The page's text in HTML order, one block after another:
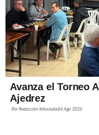
Avanza el Torneo
Ajedrez
PorRedacción Infociudad6 Ago 2026